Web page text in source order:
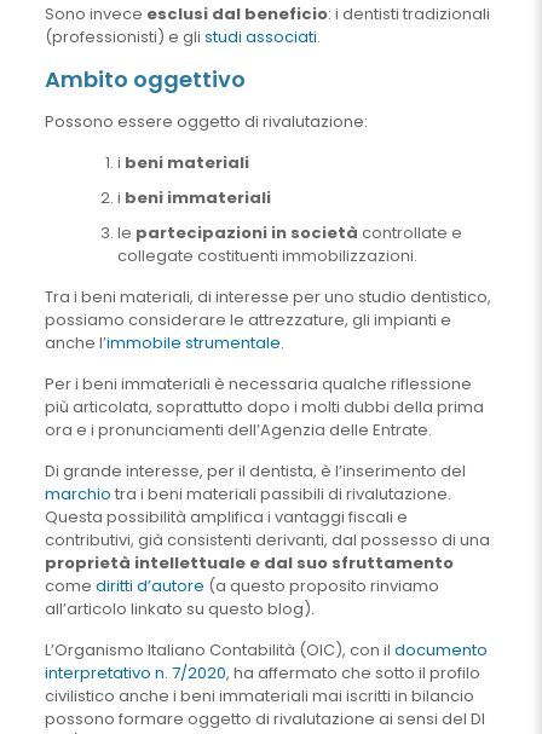
Sono invece esclusi dal beneficio: i dentisti tradizionali
(professionisti) e gli studi associati.
Ambito oggettivo
Possono essere oggetto di rivalutazione:
i beni materiali
i beni immateriali
le partecipazioni in società controllate e
collegate costituenti immobilizzazioni.
Tra i beni materiali, di interesse per uno studio dentistico,
possiamo considerare le attrezzature, gli impianti e
anche l’immobile strumentale.
Per i beni immateriali è necessaria qualche riflessione
più articolata, soprattutto dopo i molti dubbi della prima
ora e i pronunciamenti dell’Agenzia delle Entrate.
Di grande interesse, per il dentista, è l’inserimento del
marchio tra i beni materiali passibili di rivalutazione.
Questa possibilità amplifica i vantaggi fiscali e
contributivi, già consistenti derivanti, dal possesso di una
proprietà intellettuale e dal suo sfruttamento
come diritti d’autore (a questo proposito rinviamo
all’articolo linkato su questo blog).
L’Organismo Italiano Contabilità (OIC), con il documento
interpretativo n. 7/2020, ha affermato che sotto il profilo
civilistico anche i beni immateriali mai iscritti in bilancio
possono formare oggetto di rivalutazione ai sensi del Dl